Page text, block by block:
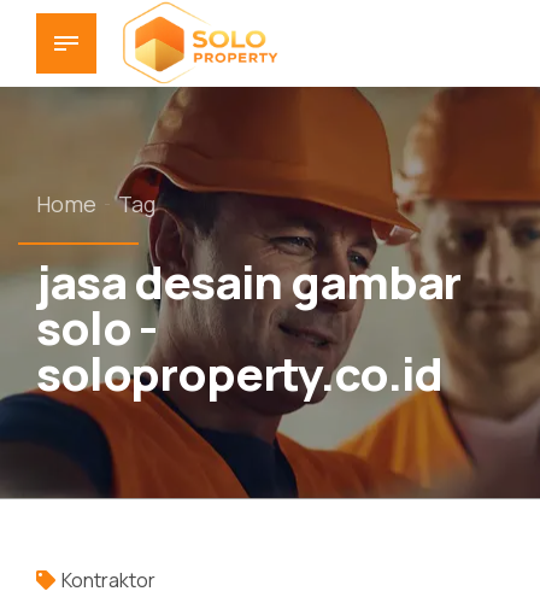
Home Tag
jasa desain gambar
solo -
soloproperty.co.id
Kontraktor